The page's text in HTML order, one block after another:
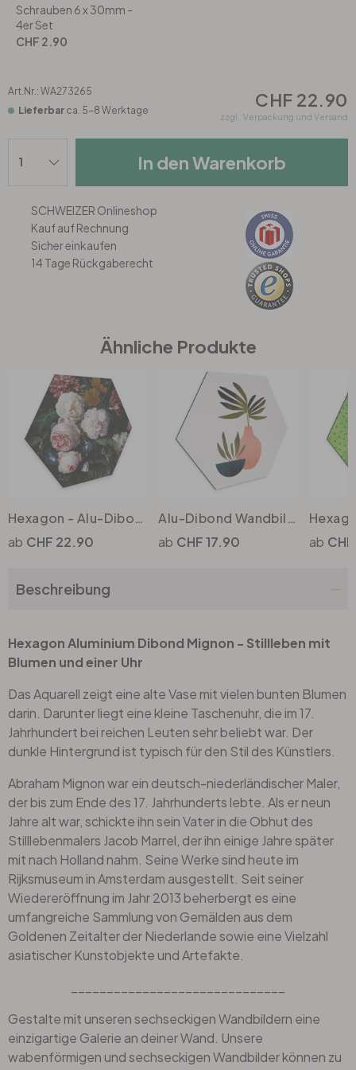
Wohnzimmer
Schlafzimmer
Kinderzimmer
Jugendzimmer
Bad
Wohnzimmer
Schlafzimmer
Kinderzimmer
Küche
Flur
Tapeten Grün
Tapeten Pink & Rosa
Wohnzimmer
Schlafzimmer
Büro
Bad
Eingangsbereich
Schrauben 6 x 30mm -
4er Set
CHF 2.90
Art.Nr.: WA273265
Lieferbar ca. 5-8 Werktage CHF 22.90
zzgl. Verpackung und Versand
In den Warenkorb
SCHWEIZER Onlineshop
Kauf auf Rechnung
Sicher einkaufen
14 Tage Rückgaberecht
Ähnliche Produkte
Hexagon - Alu-Dibond Heem - Stillleben mit Blumen in einer Glasvase
CHF 22.90
Alu-Dibond Wandbild Kubistika - Skandinavisches Stillleben - Hexagon
CHF 17.90
Beschreibung
Hexagon Aluminium Dibond Mignon - Stillleben mit
Blumen und einer Uhr
Das Aquarell zeigt eine alte Vase mit vielen bunten Blumen
darin. Darunter liegt eine kleine Taschenuhr, die im 17.
Jahrhundert bei reichen Leuten sehr beliebt war. Der
dunkle Hintergrund ist typisch für den Stil des Künstlers.
Abraham Mignon war ein deutsch-niederländischer Maler,
der bis zum Ende des 17. Jahrhunderts lebte. Als er neun
Jahre alt war, schickte ihn sein Vater in die Obhut des
Stilllebenmalers Jacob Marrel, der ihn einige Jahre später
mit nach Holland nahm. Seine Werke sind heute im
Rijksmuseum in Amsterdam ausgestellt. Seit seiner
Wiedereröffnung im Jahr 2013 beherbergt es eine
umfangreiche Sammlung von Gemälden aus dem
Goldenen Zeitalter der Niederlande sowie eine Vielzahl
asiatischer Kunstobjekte und Artefakte.
Gestalte mit unseren sechseckigen Wandbildern eine
einzigartige Galerie an deiner Wand. Unsere
wabenförmigen und sechseckigen Wandbilder können zu